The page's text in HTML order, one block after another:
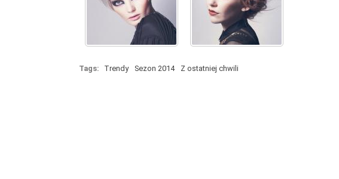
Tags: Trendy Sezon 2014 Z ostatniej chwili